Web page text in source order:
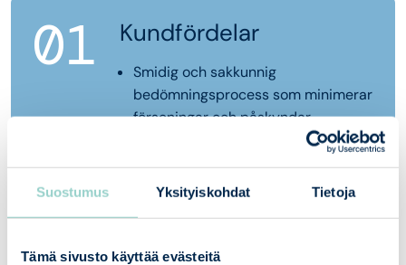
Suostumus Yksityiskohdat Tietoja
Tämä sivusto käyttää evästeitä
01 Kundfördelar
Smidig och sakkunnig
bedömningsprocess som minimerar
förseningar och påskyndar
implementeringen av systemet
tekniska krav, vilket minskar risker
vägledning som hjälper till att